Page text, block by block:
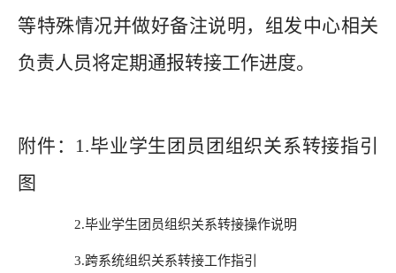
等特殊情况并做好备注说明，组发中心相关
负责人员将定期通报转接工作进度。
附件： 1.毕业学生团员团组织关系转接指引
图
2.毕业学生团员组织关系转接操作说明
3.跨系统组织关系转接工作指引